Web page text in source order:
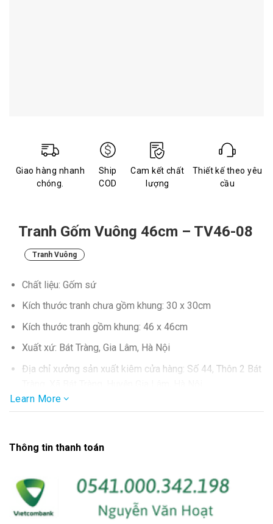
Giao hàng nhanh
chóng.
Ship
COD
Cam kết chất
lượng
Thiết kế theo yêu
cầu
Tranh Gốm Vuông 46cm – TV46-08
Tranh Vuông
Chất liệu: Gốm sứ
Kích thước tranh chưa gồm khung: 30 x 30cm
Kích thước tranh gồm khung: 46 x 46cm
Xuất xứ: Bát Tràng, Gia Lâm, Hà Nội
Địa chỉ xưởng sản xuất kiêm cửa hàng: Số 44, Thôn 2 Bát
SĐT: 0986.857.877
Learn More
Thông tin thanh toán